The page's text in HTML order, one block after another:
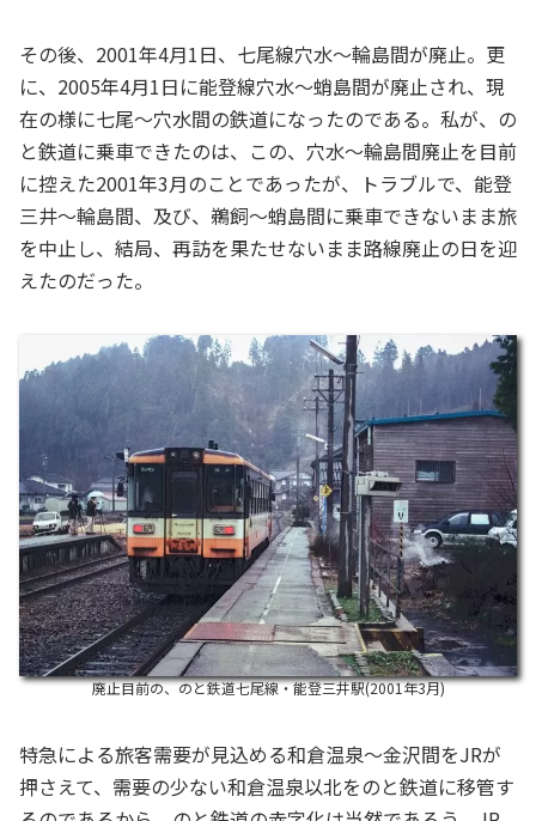
その後、2001年4月1日、七尾線穴水～輪島間が廃止。更
に、2005年4月1日に能登線穴水～蛸島間が廃止され、現
在の様に七尾～穴水間の鉄道になったのである。私が、の
と鉄道に乗車できたのは、この、穴水～輪島間廃止を目前
に控えた2001年3月のことであったが、トラブルで、能登
三井～輪島間、及び、鵜飼～蛸島間に乗車できないまま旅
を中止し、結局、再訪を果たせないまま路線廃止の日を迎
えたのだった。
廃止目前の、のと鉄道七尾線・能登三井駅(2001年3月)
特急による旅客需要が見込める和倉温泉～金沢間をJRが
押さえて、需要の少ない和倉温泉以北をのと鉄道に移管す